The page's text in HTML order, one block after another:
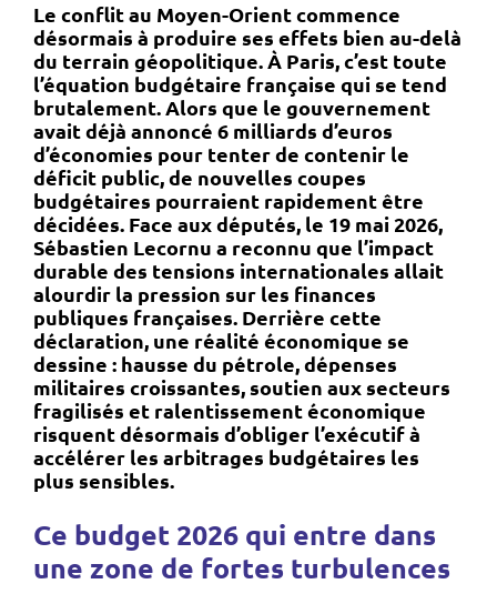
Le conflit au Moyen-Orient commence
désormais à produire ses effets bien au-delà
du terrain géopolitique. À Paris, c’est toute
l’équation budgétaire française qui se tend
brutalement. Alors que le gouvernement
avait déjà annoncé 6 milliards d’euros
d’économies pour tenter de contenir le
déficit public, de nouvelles coupes
budgétaires pourraient rapidement être
décidées. Face aux députés, le 19 mai 2026,
Sébastien Lecornu a reconnu que l’impact
durable des tensions internationales allait
alourdir la pression sur les finances
publiques françaises. Derrière cette
déclaration, une réalité économique se
dessine : hausse du pétrole, dépenses
militaires croissantes, soutien aux secteurs
fragilisés et ralentissement économique
risquent désormais d’obliger l’exécutif à
accélérer les arbitrages budgétaires les
plus sensibles.
Ce budget 2026 qui entre dans
une zone de fortes turbulences